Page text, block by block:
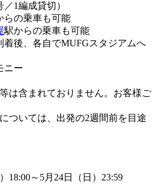
1編成貸切）
らの乗車も可能
駅からの乗車も可能
着後、各自でMUFGスタジアムへ
ニー
は含まれておりません。お客様ご
ついては、出発の2週間前を目途
18:00～5月24日（日）23:59